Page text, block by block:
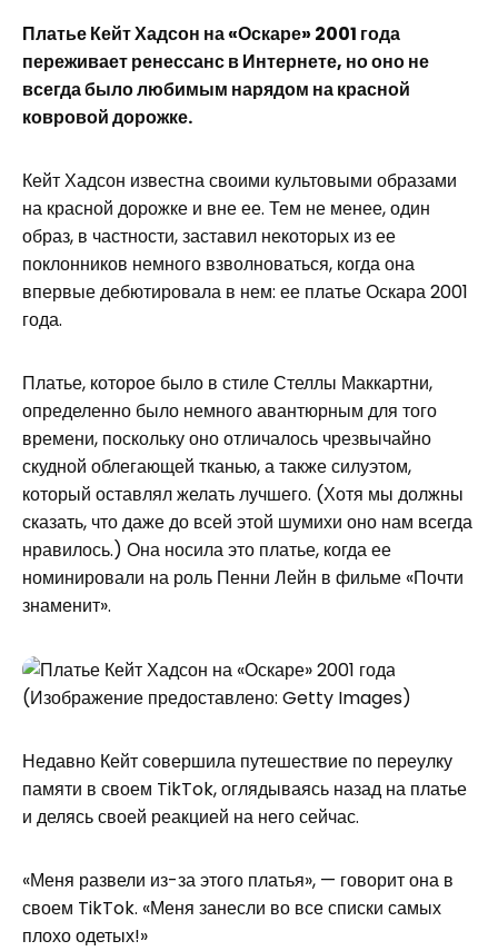
Платье Кейт Хадсон на «Оскаре» 2001 года
переживает ренессанс в Интернете, но оно не
всегда было любимым нарядом на красной
ковровой дорожке.
Кейт Хадсон известна своими культовыми образами
на красной дорожке и вне ее. Тем не менее, один
образ, в частности, заставил некоторых из ее
поклонников немного взволноваться, когда она
впервые дебютировала в нем: ее платье Оскара 2001
года.
Платье, которое было в стиле Стеллы Маккартни,
определенно было немного авантюрным для того
времени, поскольку оно отличалось чрезвычайно
скудной облегающей тканью, а также силуэтом,
который оставлял желать лучшего. (Хотя мы должны
сказать, что даже до всей этой шумихи оно нам всегда
нравилось.) Она носила это платье, когда ее
номинировали на роль Пенни Лейн в фильме «Почти
знаменит».
(Изображение предоставлено: Getty Images)
Недавно Кейт совершила путешествие по переулку
памяти в своем TikTok, оглядываясь назад на платье
и делясь своей реакцией на него сейчас.
«Меня развели из-за этого платья», — говорит она в
своем TikTok. «Меня занесли во все списки самых
плохо одетых!»